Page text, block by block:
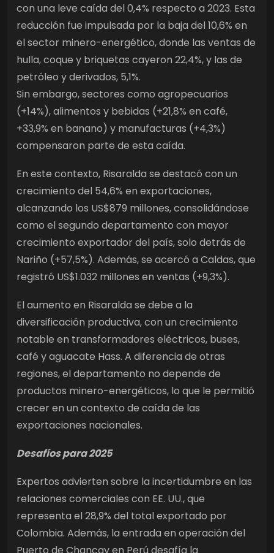
con una leve caída del 0,4% respecto a 2023. Esta
reducción fue impulsada por la baja del 10,6% en
el sector minero-energético, donde las ventas de
hulla, coque y briquetas cayeron 22,4%, y las de
petróleo y derivados, 5,1%.
Sin embargo, sectores como agropecuarios
(+14%), alimentos y bebidas (+21,8% en café,
+33,9% en banano) y manufacturas (+4,3%)
compensaron parte de esta caída.
En este contexto, Risaralda se destacó con un
crecimiento del 54,6% en exportaciones,
alcanzando los US$879 millones, consolidándose
como el segundo departamento con mayor
crecimiento exportador del país, solo detrás de
Nariño (+57,5%). Además, se acercó a Caldas, que
registró US$1.032 millones en ventas (+9,3%).
El aumento en Risaralda se debe a la
diversificación productiva, con un crecimiento
notable en transformadores eléctricos, buses,
café y aguacate Hass. A diferencia de otras
regiones, el departamento no depende de
productos minero-energéticos, lo que le permitió
crecer en un contexto de caída de las
exportaciones nacionales.
Desafíos para 2025
Expertos advierten sobre la incertidumbre en las
relaciones comerciales con EE. UU., que
representa el 28,9% del total exportado por
Colombia. Además, la entrada en operación del
Puerto de Chancay en Perú desafía la